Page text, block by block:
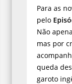
Para as
pelo
Não
mas por
queda
garoto